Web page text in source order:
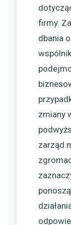
firmy.
dbania
zmiany
zarząd